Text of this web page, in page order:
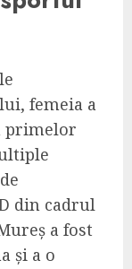
femeia a
primelor
din cadrul
a fost
și a o